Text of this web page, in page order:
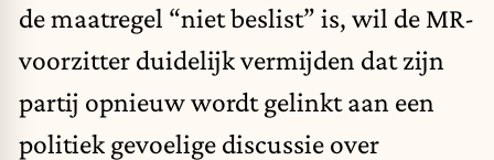
de maatregel “niet beslist” is, wil de MR-
voorzitter duidelijk vermijden dat zijn
partij opnieuw wordt gelinkt aan een
politiek gevoelige discussie over